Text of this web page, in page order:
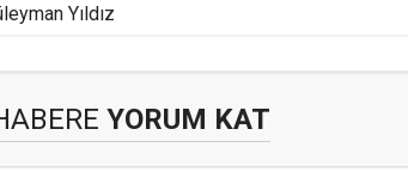
Yıldız
YORUM KAT